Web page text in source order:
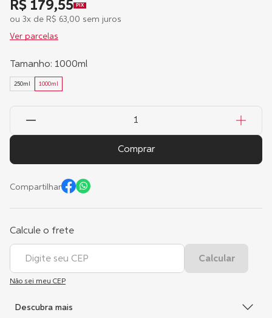
R$ 179,55 PIX
ou 3x de R$ 63,00 sem juros
Ver parcelas
Tamanho: 1000ml
250ml 1000ml
Comprar
Compartilhar
Não sei meu CEP
Descubra mais